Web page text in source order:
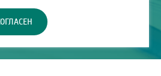
б-р, д. 19, кор. 1